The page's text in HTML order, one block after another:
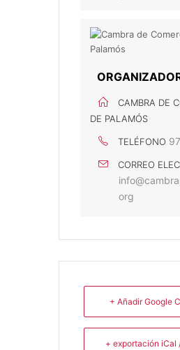
CAMBRA DE
DE PALAMÓS
TELÉFONO
CORREO
org
+ Añadir Google
+ exportación iCal